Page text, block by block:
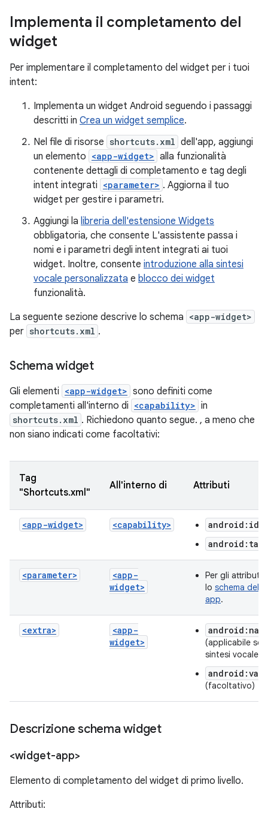
Implementa il completamento del
widget
Per implementare il completamento del widget per i tuoi
intent:
Implementa un widget Android seguendo i passaggi
descritti in Crea un widget semplice.
Nel file di risorse shortcuts.xml dell'app, aggiungi
un elemento <app-widget> alla funzionalità
contenente dettagli di completamento e tag degli
intent integrati <parameter> . Aggiorna il tuo
widget per gestire i parametri.
Aggiungi la libreria dell'estensione Widgets
obbligatoria, che consente L'assistente passa i
nomi e i parametri degli intent integrati ai tuoi
widget. Inoltre, consente introduzione alla sintesi
vocale personalizzata e blocco dei widget
funzionalità.
La seguente sezione descrive lo schema <app-widget>
per shortcuts.xml .
Schema widget
Gli elementi <app-widget> sono definiti come
completamenti all'interno di <capability> in
shortcuts.xml . Richiedono quanto segue. , a meno che
non siano indicati come facoltativi:
Tag
"Shortcuts.xml"
All'interno di Attributi
<app-widget> <capability>
<parameter>
<app-
widget>
Per gli attributi,
lo schema
app.
<extra>
<app-
widget>
(applicabile
sintesi vocale)
(facoltativo)
Descrizione schema widget
<widget-app>
Elemento di completamento del widget di primo livello.
Attributi: